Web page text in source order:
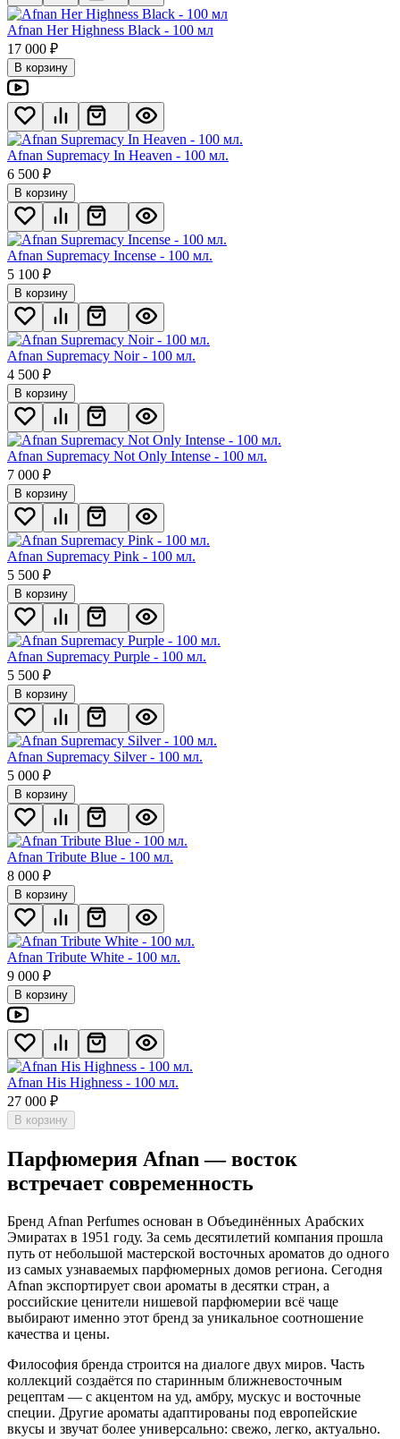
Afnan Her Highness Black - 100 мл
17 000 ₽
В корзину
Afnan Supremacy In Heaven - 100 мл.
6 500 ₽
В корзину
Afnan Supremacy Incense - 100 мл.
5 100 ₽
В корзину
Afnan Supremacy Noir - 100 мл.
4 500 ₽
В корзину
Afnan Supremacy Not Only Intense - 100 мл.
7 000 ₽
В корзину
Afnan Supremacy Pink - 100 мл.
5 500 ₽
В корзину
Afnan Supremacy Purple - 100 мл.
5 500 ₽
В корзину
Afnan Supremacy Silver - 100 мл.
5 000 ₽
В корзину
Afnan Tribute Blue - 100 мл.
8 000 ₽
В корзину
Afnan Tribute White - 100 мл.
9 000 ₽
В корзину
Afnan His Highness - 100 мл.
27 000 ₽
В корзину
Парфюмерия Afnan — восток
встречает современность
Бренд Afnan Perfumes основан в Объединённых Арабских
Эмиратах в 1951 году. За семь десятилетий компания прошла
путь от небольшой мастерской восточных ароматов до одного
из самых узнаваемых парфюмерных домов региона. Сегодня
Afnan экспортирует свои ароматы в десятки стран, а
российские ценители нишевой парфюмерии всё чаще
выбирают именно этот бренд за уникальное соотношение
качества и цены.
Философия бренда строится на диалоге двух миров. Часть
коллекций создаётся по старинным ближневосточным
рецептам — с акцентом на уд, амбру, мускус и восточные
специи. Другие ароматы адаптированы под европейские
вкусы и звучат более универсально: свежо, легко, актуально.